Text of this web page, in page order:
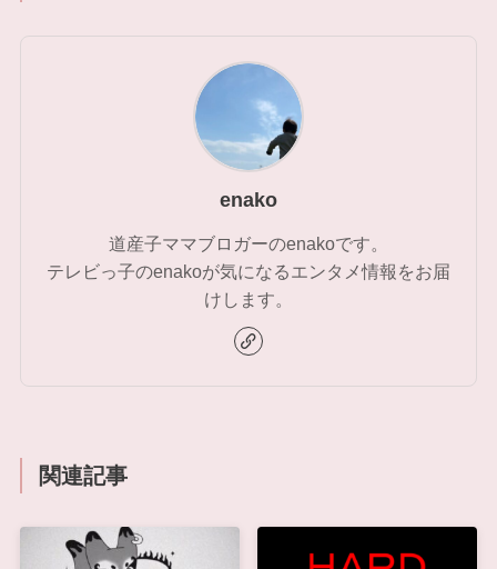
enako
道産子ママブロガーのenakoです。
テレビっ子のenakoが気になるエンタメ情報をお届
けします。
関連記事